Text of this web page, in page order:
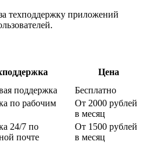
техподдержку приложений
Цена
поддержка
Бесплатно
по рабочим
От 2000 рублей
в месяц
24/7 по
почте
От 1500 рублей
в месяц